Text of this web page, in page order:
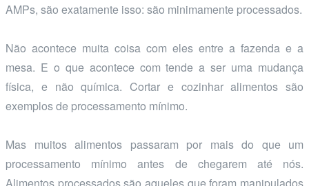
AMPs, são exatamente isso: são minimamente processados.
Não acontece muita coisa com eles entre a fazenda e a
mesa. E o que acontece com tende a ser uma mudança
física, e não química. Cortar e cozinhar alimentos são
exemplos de processamento mínimo.
Mas muitos alimentos passaram por mais do que um
processamento mínimo antes de chegarem até nós.
Alimentos processados são aqueles que foram manipulados